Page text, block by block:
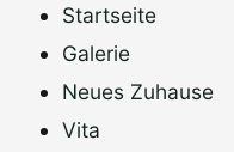
Startseite
Galerie
Neues Zuhause
Vita